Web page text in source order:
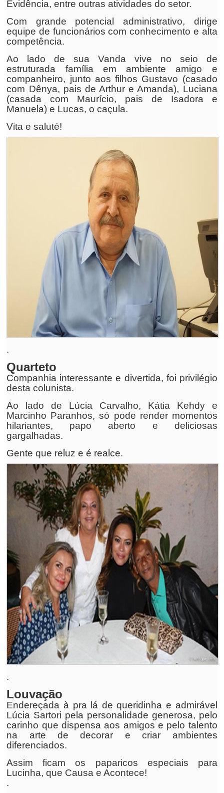
Evidência, entre outras atividades do setor.
Com grande potencial administrativo, dirige
equipe de funcionários com conhecimento e alta
competência.
Ao lado de sua Vanda vive no seio de
estruturada família em ambiente amigo e
companheiro, junto aos filhos Gustavo (casado
com Dênya, pais de Arthur e Amanda), Luciana
(casada com Maurício, pais de Isadora e
Manuela) e Lucas, o caçula.
Vita e saluté!
.
Quarteto
Companhia interessante e divertida, foi privilégio
desta colunista.
Ao lado de Lúcia Carvalho, Kátia Kehdy e
Marcinho Paranhos, só pode render momentos
hilariantes, papo aberto e deliciosas
gargalhadas.
Gente que reluz e é realce.
.
Louvação
Endereçada à pra lá de queridinha e admirável
Lúcia Sartori pela personalidade generosa, pelo
carinho que dispensa aos amigos e pelo talento
na arte de decorar e criar ambientes
diferenciados.
Assim ficam os paparicos especiais para
Lucinha, que Causa e Acontece!
.